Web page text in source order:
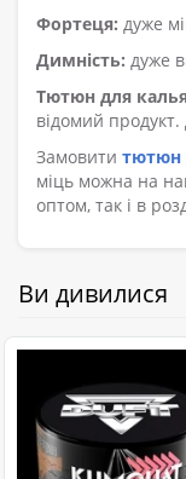
Фортеця: дуже
Димність: дуже
Тютюн для
відомий
Замовити тютюн
міць можна на
оптом, так і в
Ви дивилися